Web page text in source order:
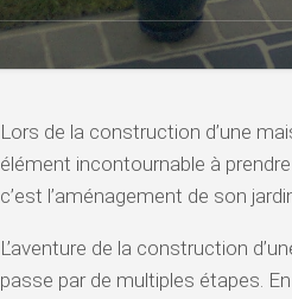
Lors de la construction d’une
élément incontournable à
c’est l’aménagement de son
L’aventure de la construction
passe par de multiples étapes.